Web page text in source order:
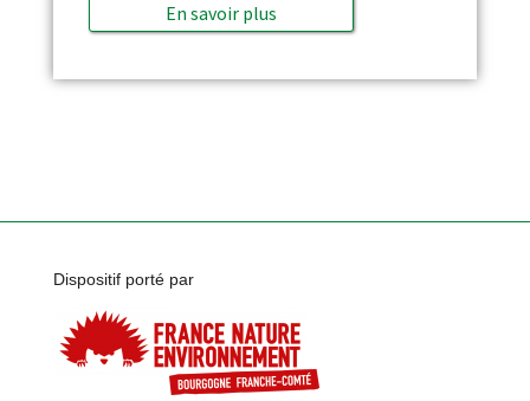
En savoir plus
Dispositif porté par